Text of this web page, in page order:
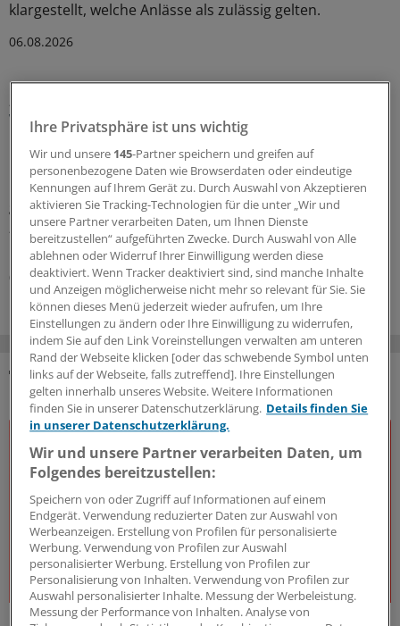
klargestellt, welche Anlässe als zulässig gelten.
06.08.2026
Was brauchen Menschen mit Behinderung, damit
ihre Behandlung gelingt, Dr. Schwabl?
Der Arztbesuch ist für viele Menschen mit Behinderung
mit Angst und Stress verbunden – so dass sie ihn, wo es
geht, vermeiden.Dr. Janina Schwablerklärt im
„ÄrzteTag“-Podcast, warum diese Ängste so groß sind
und was Ärztinnen und Ärzte tun können.
05.08.2026
DAS KÖNNTE SIE AUCH INTERESSIEREN
J&J Open House
Ihre Privatsphäre ist uns wichtig
Wir und unsere 145-Partner speichern und greifen auf
personenbezogene Daten wie Browserdaten oder eindeutige
Kennungen auf Ihrem Gerät zu. Durch Auswahl von Akzeptieren
aktivieren Sie Tracking-Technologien für die unter „Wir und
unsere Partner verarbeiten Daten, um Ihnen Dienste
bereitzustellen“ aufgeführten Zwecke. Durch Auswahl von Alle
ablehnen oder Widerruf Ihrer Einwilligung werden diese
deaktiviert. Wenn Tracker deaktiviert sind, sind manche Inhalte
und Anzeigen möglicherweise nicht mehr so relevant für Sie. Sie
können dieses Menü jederzeit wieder aufrufen, um Ihre
Einstellungen zu ändern oder Ihre Einwilligung zu widerrufen,
indem Sie auf den Link Voreinstellungen verwalten am unteren
Rand der Webseite klicken [oder das schwebende Symbol unten
links auf der Webseite, falls zutreffend]. Ihre Einstellungen
gelten innerhalb unseres Website. Weitere Informationen
finden Sie in unserer Datenschutzerklärung. Details finden Sie
in unserer Datenschutzerklärung.
Wir und unsere Partner verarbeiten Daten, um
Folgendes bereitzustellen:
Speichern von oder Zugriff auf Informationen auf einem
Endgerät. Verwendung reduzierter Daten zur Auswahl von
Werbeanzeigen. Erstellung von Profilen für personalisierte
Werbung. Verwendung von Profilen zur Auswahl
personalisierter Werbung. Erstellung von Profilen zur
Personalisierung von Inhalten. Verwendung von Profilen zur
Auswahl personalisierter Inhalte. Messung der Werbeleistung.
Messung der Performance von Inhalten. Analyse von